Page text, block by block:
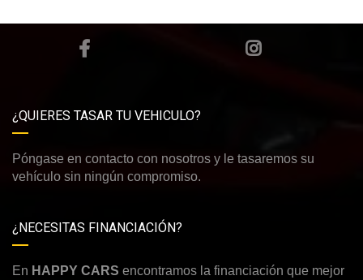
¿QUIERES TASAR TU VEHICULO?
Póngase en contacto con nosotros y le tasaremos su
vehículo sin ningún compromiso.
¿NECESITAS FINANCIACIÓN?
En HAPPY CARS encontramos la financiación que mejor